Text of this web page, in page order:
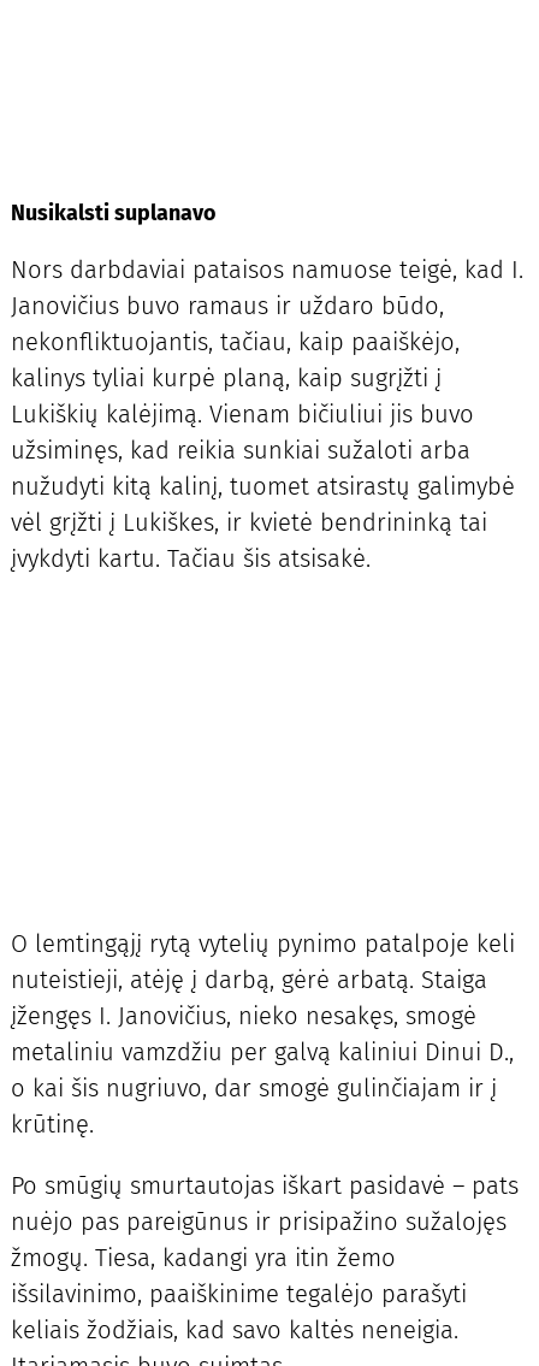
Nusikalsti suplanavo
Nors darbdaviai pataisos namuose teigė, kad I.
Janovičius buvo ramaus ir uždaro būdo,
nekonfliktuojantis, tačiau, kaip paaiškėjo,
kalinys tyliai kurpė planą, kaip sugrįžti į
Lukiškių kalėjimą. Vienam bičiuliui jis buvo
užsiminęs, kad reikia sunkiai sužaloti arba
nužudyti kitą kalinį, tuomet atsirastų galimybė
vėl grįžti į Lukiškes, ir kvietė bendrininką tai
įvykdyti kartu. Tačiau šis atsisakė.
O lemtingąjį rytą vytelių pynimo patalpoje keli
nuteistieji, atėję į darbą, gėrė arbatą. Staiga
įžengęs I. Janovičius, nieko nesakęs, smogė
metaliniu vamzdžiu per galvą kaliniui Dinui D.,
o kai šis nugriuvo, dar smogė gulinčiajam ir į
krūtinę.
Po smūgių smurtautojas iškart pasidavė – pats
nuėjo pas pareigūnus ir prisipažino sužalojęs
žmogų. Tiesa, kadangi yra itin žemo
išsilavinimo, paaiškinime tegalėjo parašyti
keliais žodžiais, kad savo kaltės neneigia.